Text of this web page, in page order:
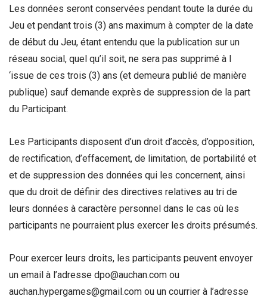
Les données seront conservées pendant toute la durée du
Jeu et pendant trois (3) ans maximum à compter de la date
de début du Jeu, étant entendu que la publication sur un
réseau social, quel qu’il soit, ne sera pas supprimé à l
‘issue de ces trois (3) ans (et demeura publié de manière
publique) sauf demande exprès de suppression de la part
du Participant.
Les Participants disposent d’un droit d’accès, d’opposition,
de rectification, d’effacement, de limitation, de portabilité et
et de suppression des données qui les concernent, ainsi
que du droit de définir des directives relatives au tri de
leurs données à caractère personnel dans le cas où les
participants ne pourraient plus exercer les droits présumés.
Pour exercer leurs droits, les participants peuvent envoyer
un email à l’adresse dpo@auchan.com ou
auchan.hypergames@gmail.com ou un courrier à l’adresse